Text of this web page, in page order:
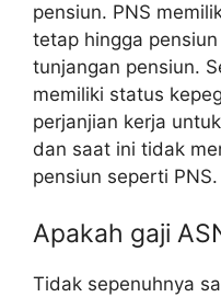
pensiun. PNS
tetap hingga
tunjangan pensiun.
memiliki status
perjanjian kerja
dan saat ini tidak
pensiun seperti PNS.
Apakah gaji
Tidak sepenuhnya